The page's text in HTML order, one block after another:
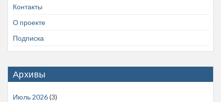
Контакты
О проекте
Подписка
Архивы
Июль 2026(3)